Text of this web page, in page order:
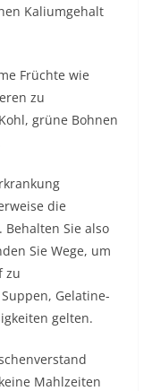
Kaliumgehalt
Früchte wie
zu
grüne Bohnen
die
Sie also
Sie Wege, um
zu
Gelatine-
gelten.
Mahlzeiten